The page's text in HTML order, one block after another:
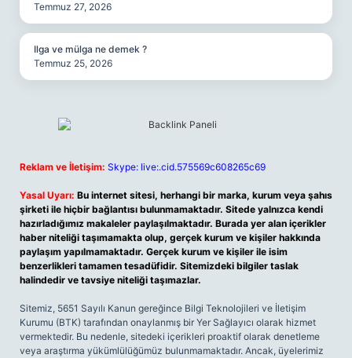
Temmuz 27, 2026
Ilga ve mülga ne demek ?
Temmuz 25, 2026
Reklam ve İletişim: Skype: live:.cid.575569c608265c69
Yasal Uyarı: Bu internet sitesi, herhangi bir marka, kurum veya şahıs
şirketi ile hiçbir bağlantısı bulunmamaktadır. Sitede yalnızca kendi
hazırladığımız makaleler paylaşılmaktadır. Burada yer alan içerikler
haber niteliği taşımamakta olup, gerçek kurum ve kişiler hakkında
paylaşım yapılmamaktadır. Gerçek kurum ve kişiler ile isim
benzerlikleri tamamen tesadüfidir. Sitemizdeki bilgiler taslak
halindedir ve tavsiye niteliği taşımazlar.
Sitemiz, 5651 Sayılı Kanun gereğince Bilgi Teknolojileri ve İletişim
Kurumu (BTK) tarafından onaylanmış bir Yer Sağlayıcı olarak hizmet
vermektedir. Bu nedenle, sitedeki içerikleri proaktif olarak denetleme
veya araştırma yükümlülüğümüz bulunmamaktadır. Ancak, üyelerimiz